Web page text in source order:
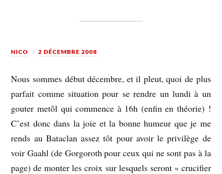
NICO 2 DÉCEMBRE 2008
Nous sommes début décembre, et il pleut, quoi de plus
parfait comme situation pour se rendre un lundi à un
gouter metôl qui commence à 16h (enfin en théorie) !
C’est donc dans la joie et la bonne humeur que je me
rends au Bataclan assez tôt pour avoir le privilège de
voir Gaahl (de Gorgoroth pour ceux qui ne sont pas à la
page) de monter les croix sur lesquels seront « crucifier